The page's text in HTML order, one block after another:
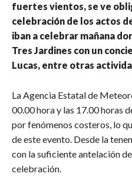
fuertes vientos, se ve
celebración de los actos
iban a celebrar mañana
Tres Jardines con un
Lucas, entre otras
La Agencia Estatal de
00.00 hora y las 17.00 horas
por fenómenos costeros, lo
de este evento. Desde la
con la suficiente antelación
celebración.